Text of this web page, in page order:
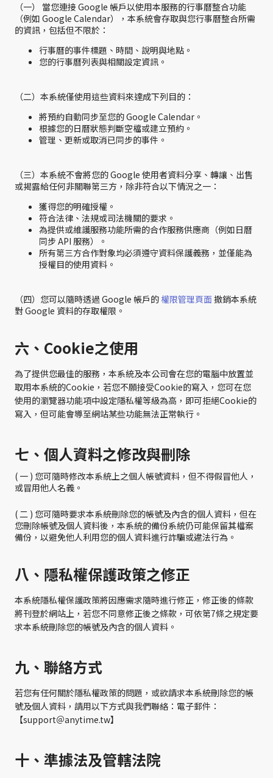
（一） 當您連接 Google 帳戶以使用本服務的行事曆整合功能
（例如 Google Calendar），本系統會存取與您行事曆整合所需
的資訊，包括但不限於：
行事曆的事件標題、時間、說明與地點。
您的行事曆列表與相關設定資訊。
（二）本系統僅使用這些資料來達成下列目的：
將預約自動同步至您的 Google Calendar。
根據您的日曆狀態判斷空檔或建立預約。
管理、更新或取消已同步的事件。
（三）本系統不會將您的 Google 使用者資料分享、轉讓、出售
或揭露給任何非關聯第三方，除非符合以下情況之一：
獲得您的明確授權。
符合法律、法規或司法機關的要求。
為提供或維護服務功能所需的合作服務供應商（例如日曆
同步 API 服務）。
所有第三方合作對象均必須遵守資料保護義務，並僅能為
授權目的使用資料。
（四）您可以隨時透過 Google 帳戶的 權限管理頁面撤銷本系統
對 Google 資料的存取權限。
六、Cookie之使用
為了提供您最佳的服務，本系統及本公司會在您的電腦中放置並
取用本系統的Cookie，若您不願接受Cookie的寫入，您可在您
使用的瀏覽器功能項中設定隱私權等級為高，即可拒絕Cookie的
寫入，但可能會導至網站某些功能無法正常執行。
七、個人資料之修改與刪除
( 一 ) 您可隨時修改本系統上之個人帳號資料，但不得假冒他人，
或冒用他人名義。
( 二 ) 您可隨時要求本系統刪除您的帳號及內含的個人資料，但在
您刪除帳號及個人資料後，本系統的備份系統仍可能保留其檔案
備份，以避免他人利用您的個人資料進行詐騙或違法行為。
八、隱私權保護政策之修正
本系統隱私權保護政策將因應需求隨時進行修正，修正後的條款
將刊登於網站上，若您不同意修正後之條款，可依第7條之規定要
求本系統刪除您的帳號及內含的個人資料。
九、聯絡方式
若您有任何關於隱私權政策的問題，或欲請求本系統刪除您的帳
號及個人資料，請用以下方式與我們聯絡：電子郵件：
【support＠anytime.tw】
十、準據法及管轄法院